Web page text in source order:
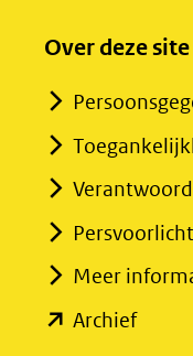
Over deze site
Meer
Archief(opent